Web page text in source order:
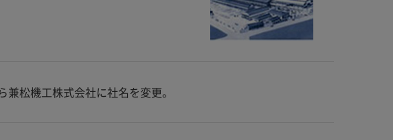
松機工株式会社に社名を変更。